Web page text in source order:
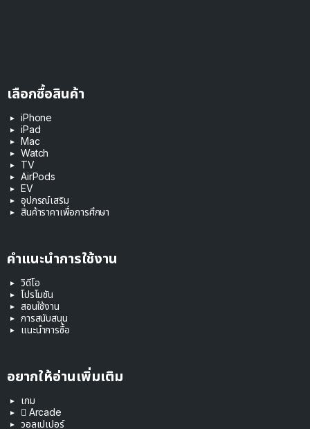
เลือกซื้อสินค้า
iPhone
iPad
Mac
Watch
TV
AirPods
EV
อุปกรณ์เสริม
สินค้าราคาเพื่อการศึกษา
คำแนะนำการใช้งาน
วิดีโอ
โปรโมชัน
สอนใช้งาน
การสนับสนุน
แนะนำการซื้อ
อยากให้อ่านเพิ่มเติม
เกม
 Arcade
วอลเปเปอร์